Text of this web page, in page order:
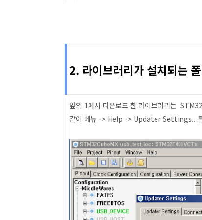
2. 라이브러리가 설치되는
앞의 1에서 다운로드 한 라이브러리는
같이 메뉴 -> Help -> Updater Settings.. 를